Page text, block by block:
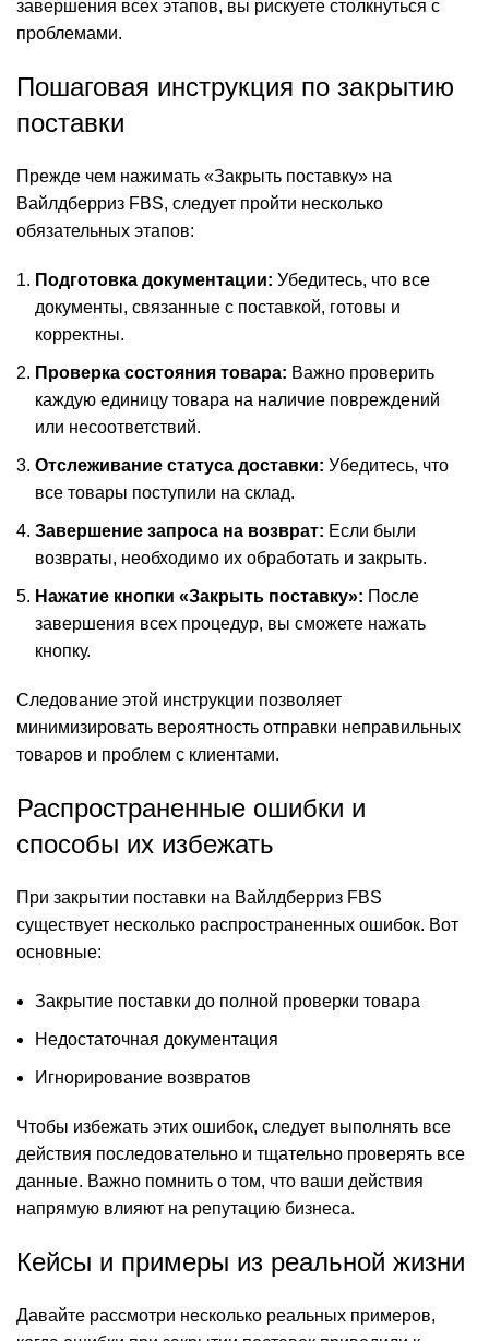
завершения всех этапов, вы рискуете столкнуться с
проблемами.
Пошаговая инструкция по закрытию
поставки
Прежде чем нажимать «Закрыть поставку» на
Вайлдберриз FBS, следует пройти несколько
обязательных этапов:
Подготовка документации: Убедитесь, что все
документы, связанные с поставкой, готовы и
корректны.
Проверка состояния товара: Важно проверить
каждую единицу товара на наличие повреждений
или несоответствий.
Отслеживание статуса доставки: Убедитесь, что
все товары поступили на склад.
Завершение запроса на возврат: Если были
возвраты, необходимо их обработать и закрыть.
Нажатие кнопки «Закрыть поставку»: После
завершения всех процедур, вы сможете нажать
кнопку.
Следование этой инструкции позволяет
минимизировать вероятность отправки неправильных
товаров и проблем с клиентами.
Распространенные ошибки и
способы их избежать
При закрытии поставки на Вайлдберриз FBS
существует несколько распространенных ошибок. Вот
основные:
Закрытие поставки до полной проверки товара
Недостаточная документация
Игнорирование возвратов
Чтобы избежать этих ошибок, следует выполнять все
действия последовательно и тщательно проверять все
данные. Важно помнить о том, что ваши действия
напрямую влияют на репутацию бизнеса.
Кейсы и примеры из реальной жизни
Давайте рассмотри несколько реальных примеров,